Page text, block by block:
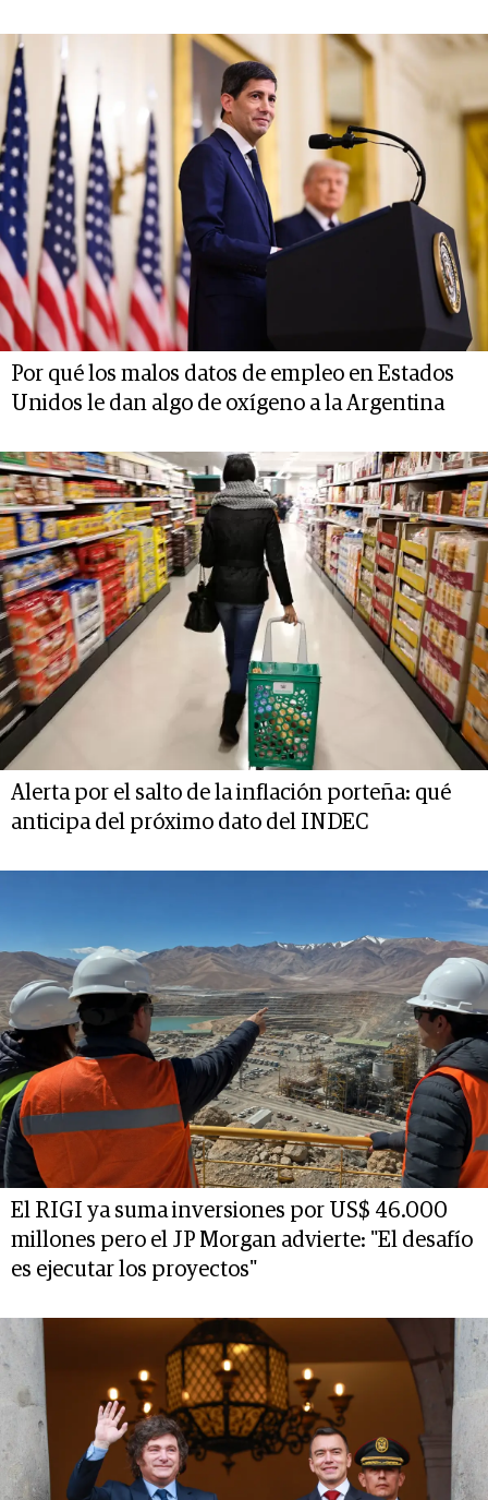
Por qué los malos datos de empleo en Estados
Unidos le dan algo de oxígeno a la Argentina
Alerta por el salto de la inflación porteña: qué
anticipa del próximo dato del INDEC
El RIGI ya suma inversiones por US$ 46.000
millones pero el JP Morgan advierte: "El desafío
es ejecutar los proyectos"